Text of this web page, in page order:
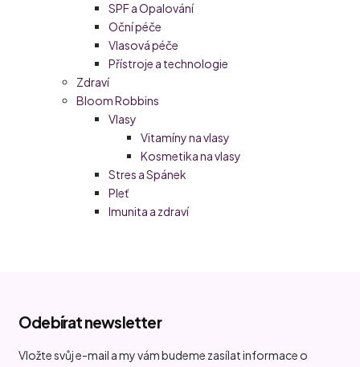
SPF a Opalování
Oční péče
Vlasová péče
Přístroje a technologie
Zdraví
Bloom Robbins
Vlasy
Vitamíny na vlasy
Kosmetika na vlasy
Stres a Spánek
Pleť
Imunita a zdraví
Odebírat newsletter
Vložte svůj e-mail a my vám budeme zasílat informace o